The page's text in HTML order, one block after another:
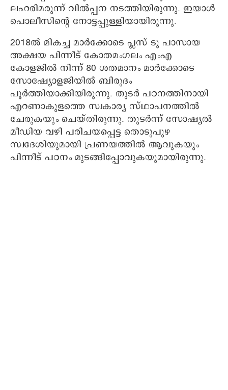
ലഹരിമരുന്ന് വില്‍പ്പന നടത്തിയിരുന്നു. ഇയാള്‍
പൊലീസിന്റെ നോട്ടപ്പുള്ളിയായിരുന്നു.
2018ല്‍ മികച്ച മാര്‍ക്കോടെ പ്ലസ് ടു പാസായ
അക്ഷയ പിന്നീട് കോതമംഗലം എംഎ
കോളജില്‍ നിന്ന് 80 ശതമാനം മാര്‍ക്കോടെ
സോഷ്യോളജിയില്‍ ബിരുദം
പൂര്‍ത്തിയാക്കിയിരുന്നു. തുടര്‍ പഠനത്തിനായി
എറണാകുളത്തെ സ്വകാര്യ സ്ഥാപനത്തില്‍
ചേരുകയും ചെയ്തിരുന്നു. തുടര്‍ന്ന് സോഷ്യല്‍
മീഡിയ വഴി പരിചയപ്പെട്ട തൊടുപുഴ
സ്വദേശിയുമായി പ്രണയത്തില്‍ ആവുകയും
പിന്നീട് പഠനം മുടങ്ങിപ്പോവുകയുമായിരുന്നു.